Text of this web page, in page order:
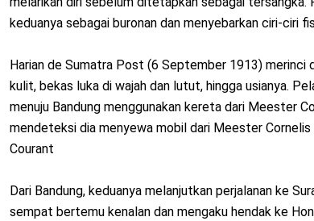
keduanya sebagai buronan dan menyebarkan ciri-ciri
Harian de Sumatra Post (6 September 1913) merinci
kulit, bekas luka di wajah dan lutut, hingga usianya.
menuju Bandung menggunakan kereta dari Meester
mendeteksi dia menyewa mobil dari Meester
Courant
Dari Bandung, keduanya melanjutkan perjalanan ke
sempat bertemu kenalan dan mengaku hendak ke